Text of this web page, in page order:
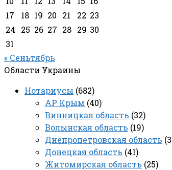
17
18 19 20 21 22 23
24
25 26 27 28 29 30
31
« Сеньтябрь
Области Украины
Нотариусы (682)
АР Крым (40)
Винницкая область (32)
Волынская область (19)
Днепропетровская область
Донецкая область (41)
Житомирская область (25)